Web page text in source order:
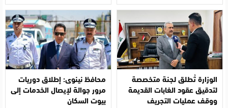
الوزارة تُطلق لجنة متخصصة
لتدقيق عقود الغابات القديمة
ووقف عمليات التجريف
محافظ نينوى: إطلاق دوريات
مرور جوالة لإيصال الخدمات إلى
بيوت السكان